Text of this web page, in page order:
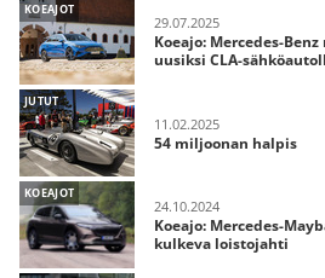
KOEAJOT
29.07.2025
Koeajo: Mercedes-
uusiksi CLA-
JUTUT
11.02.2025
54 miljoonan halpis
KOEAJOT
24.10.2024
Koeajo: Mercedes-
kulkeva loistojahti